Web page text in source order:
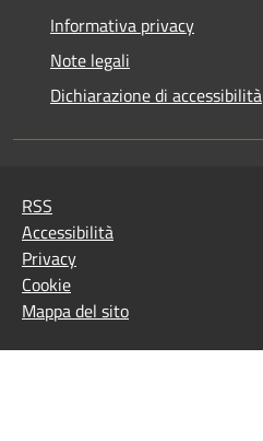
Informativa privacy
Note legali
Dichiarazione di accessibilità
RSS
Accessibilità
Privacy
Cookie
Mappa del sito